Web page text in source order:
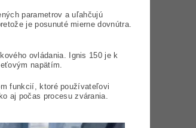
parametrov a uľahčujú
je posunuté mierne dovnútra.
ovládania. Ignis 150 je k
napätím.
funkcií, ktoré používateľovi
aj počas procesu zvárania.